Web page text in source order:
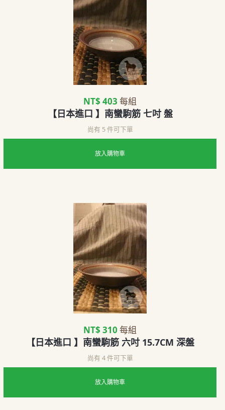
NT$ 403 每組
【日本進口 】南蠻駒筋 七吋 盤
尚有 5 件可下單
放入購物車
NT$ 310 每組
【日本進口 】南蠻駒筋 六吋 15.7CM 深盤
尚有 4 件可下單
放入購物車